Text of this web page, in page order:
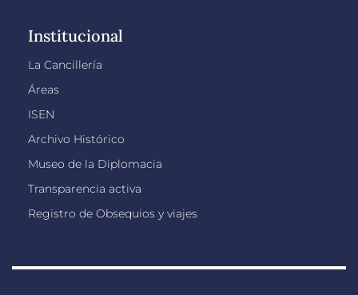
Institucional
La Cancillería
Áreas
ISEN
Archivo Histórico
Museo de la Diplomacia
Transparencia activa
Registro de Obsequios y viajes